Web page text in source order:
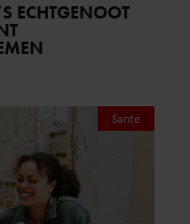
ECHTGENOOT
Sante